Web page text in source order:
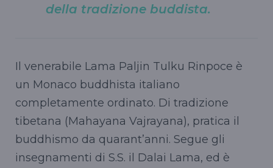
della tradizione buddista.
Il venerabile Lama Paljin Tulku Rinpoce è
un Monaco buddhista italiano
completamente ordinato. Di tradizione
tibetana (Mahayana Vajrayana), pratica il
buddhismo da quarant’anni. Segue gli
insegnamenti di S.S. il Dalai Lama, ed è